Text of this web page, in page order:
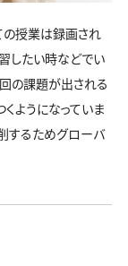
の授業は録画され
したい時などでい
の課題が出される
ようになっていま
するためグローバ